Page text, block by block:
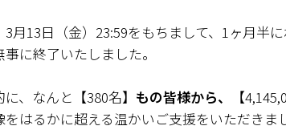
3月13日（金）23:59をもちまして、1ヶ月半
事に終了いたしました。
、なんと【380名】 もの皆様から、
【
をはるかに超える温かいご支援をいただきま